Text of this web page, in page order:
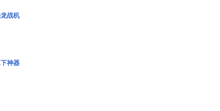
战机
神器